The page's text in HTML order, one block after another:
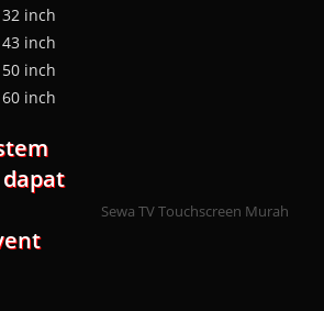
Sewa TV Touchscreen Murah
inch
inch
inch
inch